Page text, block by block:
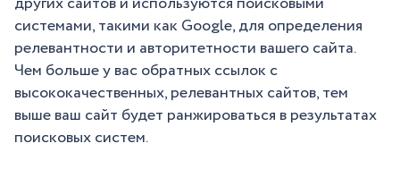
системами, такими как Google, для определения
релевантности и авторитетности вашего сайта.
Чем больше у вас обратных ссылок с
высококачественных, релевантных сайтов, тем
выше ваш сайт будет ранжироваться в результатах
поисковых систем.